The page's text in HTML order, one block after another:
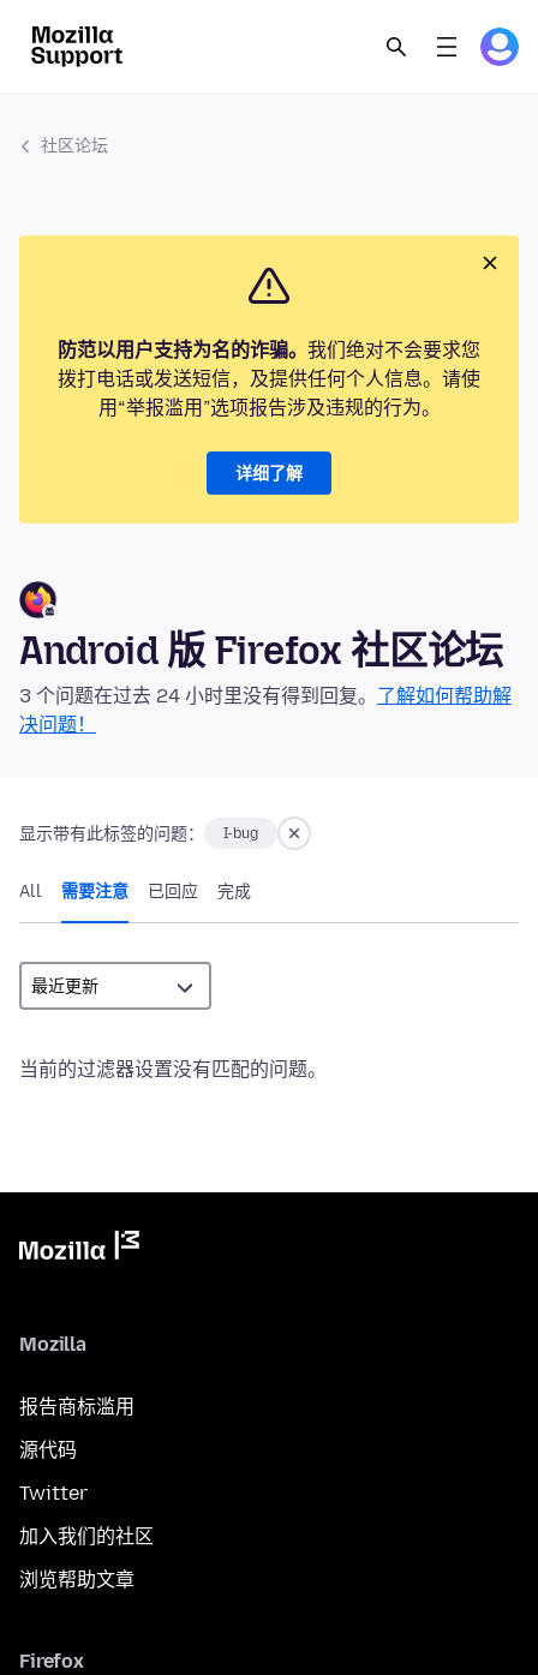
社区论坛
防范以用户支持为名的诈骗。 我们绝对不会要求您
拨打电话或发送短信，及提供任何个人信息。请使
用“举报滥用”选项报告涉及违规的行为。
详细了解
Android 版 Firefox 社区论坛
3 个问题在过去 24 小时里没有得到回复。 了解如何帮助解
决问题！
显示带有此标签的问题： I-bug
All 需要注意 已回应 完成
当前的过滤器设置没有匹配的问题。
Mozilla
报告商标滥用
源代码
Twitter
加入我们的社区
浏览帮助文章
Firefox